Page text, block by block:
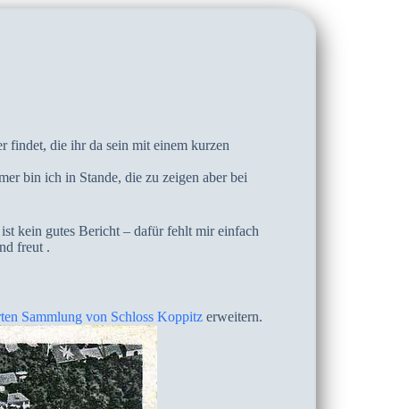
findet, die ihr da sein mit einem kurzen
bin ich in Stande, die zu zeigen aber bei
kein gutes Bericht – dafür fehlt mir einfach
freut .
Sammlung von Schloss Koppitzerweitern.